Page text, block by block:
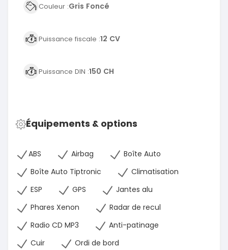
Couleur :Gris Foncé
Puissance fiscale :12 CV
Puissance DIN :150 CH
Équipements & options
ABS Airbag
Boîte Auto
Boîte Auto Tiptronic
Climatisation
ESP
GPS
Jantes alu
Phares Xenon
Radar de recul
Radio CD MP3
Anti-patinage
Cuir
Ordi de bord